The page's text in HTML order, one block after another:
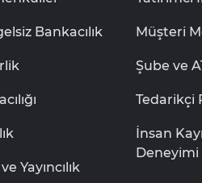
Bankacılık
Yayıncılık
Müşteri
Şube ve
Tedarikçi
İnsan
Deneyimi